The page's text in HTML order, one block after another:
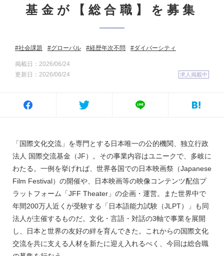
基金が【総合職】を募集
社会課題 グローバル 経歴年次不問 ダイバーシティ
掲載日：2026/06/24
更新日：2026/06/24
求人掲載中
「国際文化交流」を専門とする日本唯一の公的機関、独立行政
法人 国際交流基金（JF）。その事業内容はユニークで、多岐に
わたる。一例を挙げれば、世界各国での日本映画祭（Japanese
Film Festival）の開催や、日本映画等の映像コンテンツ配信プ
ラットフォーム「JFF Theater」の企画・運営。また世界中で
年間200万人近くが受験する「日本語能力試験（JLPT）」も同
法人が主催するものだ。文化・言語・対話の3軸で事業を展開
し、日本と世界の友好の絆を育んできた。これからの国際文化
交流を共に支える人材を新たに迎え入れるべく、今回は総合職